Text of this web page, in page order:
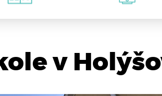
v